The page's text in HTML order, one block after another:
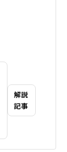
解説
記事